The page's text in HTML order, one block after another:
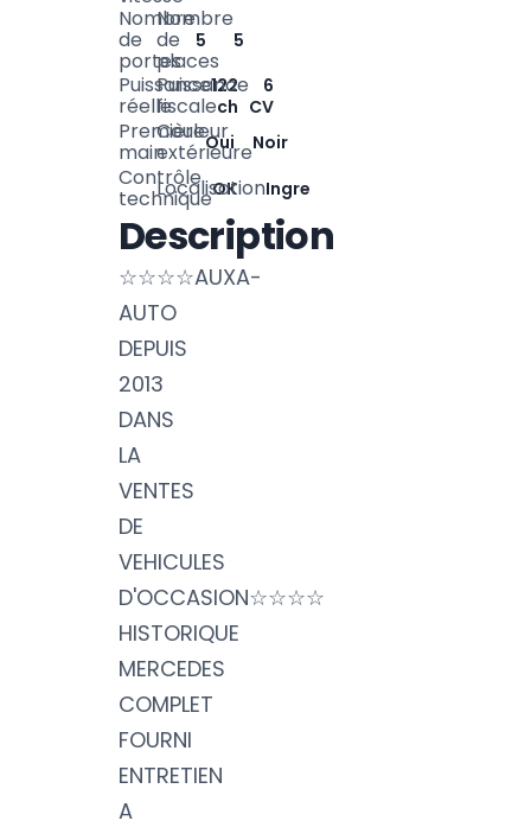
Nombre
de
portes
5
Nombre
de
places
5
Puissance
réelle
122
ch
Puissance
fiscale
6
CV
Première
main Oui
Couleur
extérieureNoir
Contrôle
techniqueOK
LocalisationIngre
Description
☆☆☆☆AUXA-
AUTO
DEPUIS
2013
DANS
LA
VENTES
DE
VEHICULES
D'OCCASION☆☆☆☆
HISTORIQUE
MERCEDES
COMPLET
FOURNI
ENTRETIEN
A